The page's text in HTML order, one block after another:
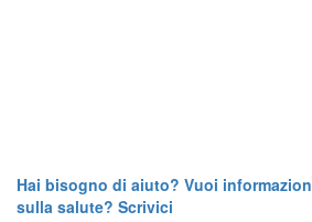
Hai bisogno di aiuto? Vuoi
sulla salute? Scrivici